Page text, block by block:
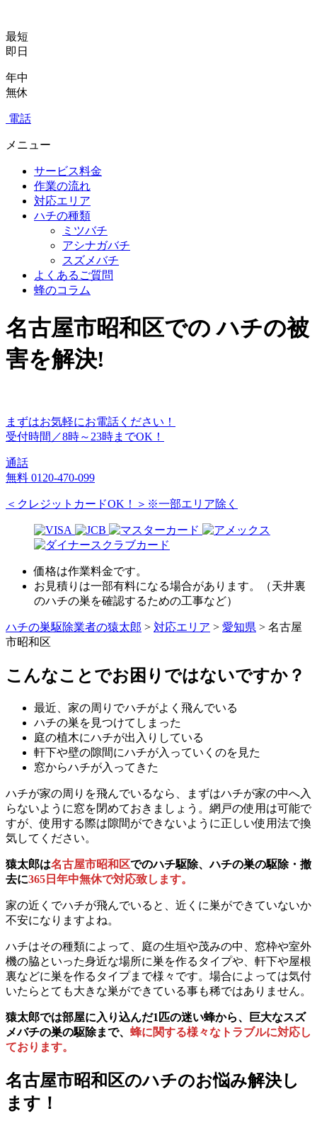
最短
即日
年中
無休
電話
メニュー
サービス料金
作業の流れ
対応エリア
ハチの種類
ミツバチ
アシナガバチ
スズメバチ
よくあるご質問
蜂のコラム
名古屋市昭和区での ハチの被
害を解決!
まずはお気軽にお電話ください！
受付時間／8時～23時までOK！
通話
無料 0120-470-099
＜クレジットカードOK！＞※一部エリア除く
価格は作業料金です。
お見積りは一部有料になる場合があります。（天井裏
のハチの巣を確認するための工事など）
ハチの巣駆除業者の猿太郎 > 対応エリア > 愛知県 > 名古屋
市昭和区
こんなことでお困りではないですか？
最近、家の周りでハチがよく飛んでいる
ハチの巣を見つけてしまった
庭の植木にハチが出入りしている
軒下や壁の隙間にハチが入っていくのを見た
窓からハチが入ってきた
ハチが家の周りを飛んでいるなら、まずはハチが家の中へ入
らないように窓を閉めておきましょう。網戸の使用は可能で
すが、使用する際は隙間ができないように正しい使用法で換
気してください。
猿太郎は名古屋市昭和区でのハチ駆除、ハチの巣の駆除・撤
去に365日年中無休で対応致します。
家の近くでハチが飛んでいると、近くに巣ができていないか
不安になりますよね。
ハチはその種類によって、庭の生垣や茂みの中、窓枠や室外
機の脇といった身近な場所に巣を作るタイプや、軒下や屋根
裏などに巣を作るタイプまで様々です。場合によっては気付
いたらとても大きな巣ができている事も稀ではありません。
猿太郎では部屋に入り込んだ1匹の迷い蜂から、巨大なスズ
メバチの巣の駆除まで、 蜂に関する様々なトラブルに対応し
ております。
名古屋市昭和区のハチのお悩み解決し
ます！